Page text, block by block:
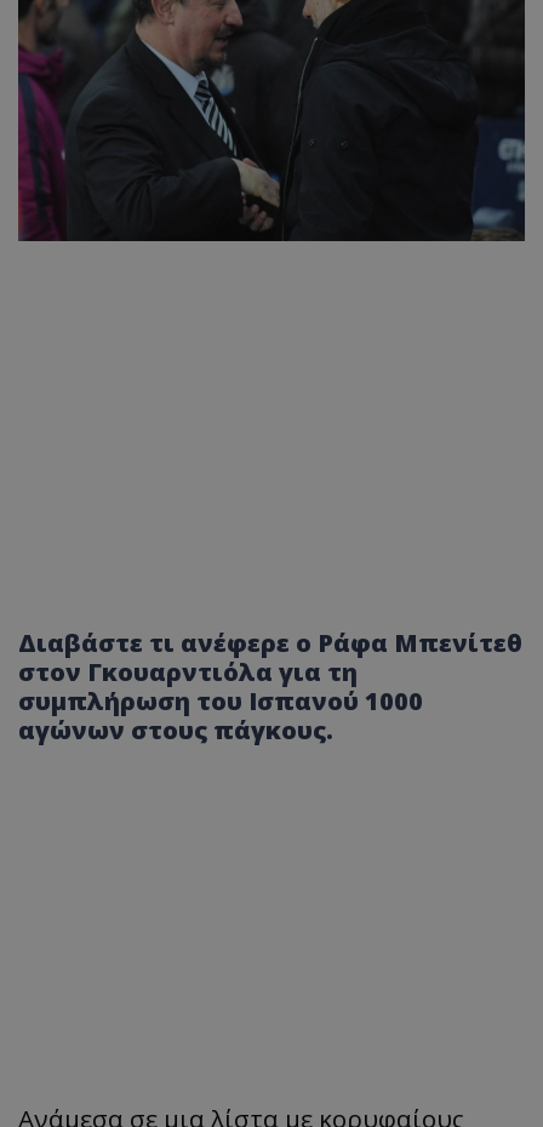
Διαβάστε τι ανέφερε ο Ράφα Μπενίτεθ
στον Γκουαρντιόλα για τη
συμπλήρωση του Ισπανού 1000
αγώνων στους πάγκους.
Ανάμεσα σε μια λίστα με κορυφαίους